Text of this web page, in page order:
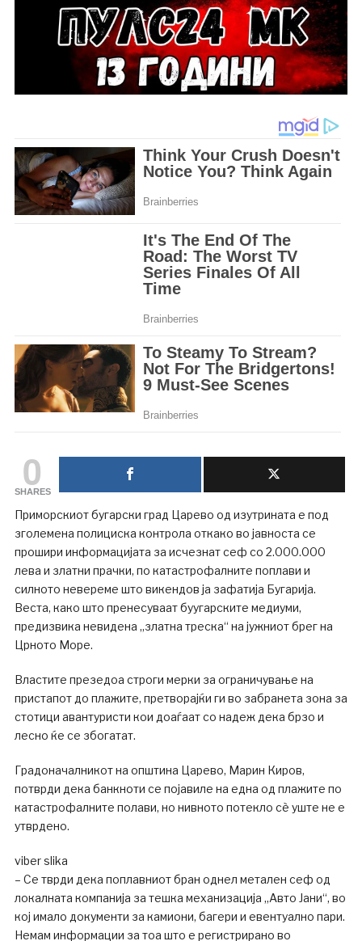
0
SHARES
Приморскиот бугарски град Царево од изутрината е под
зголемена полициска контрола откако во јавноста се
прошири информацијата за исчезнат сеф со 2.000.000
лева и златни прачки, по катастрофалните поплави и
силното невереме што викендов ја зафатија Бугарија.
Веста, како што пренесуваат буугарските медиуми,
предизвика невидена „златна треска“ на јужниот брег на
Црното Море.
Властите презедоа строги мерки за ограничување на
пристапот до плажите, претворајќи ги во забранета зона за
стотици авантуристи кои доаѓаат со надеж дека брзо и
лесно ќе се збогатат.
Градоначалникот на општина Царево, Марин Киров,
потврди дека банкноти се појавиле на една од плажите по
катастрофалните полави, но нивното потекло сè уште не е
утврдено.
viber slika
– Се тврди дека поплавниот бран однел метален сеф од
локалната компанија за тешка механизација „Авто Јани“, во
кој имало документи за камиони, багери и евентуално пари.
Немам информации за тоа што е регистрирано во